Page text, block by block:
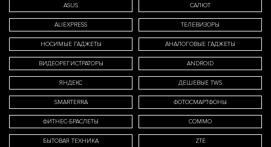
ASUS САЛЮТ
ALIEXPRESS ТЕЛЕВИЗОРЫ
НОСИМЫЕ ГАДЖЕТЫ АНАЛОГОВЫЕ ГАДЖЕТЫ
ВИДЕОРЕГИСТРАТОРЫ ANDROID
ЯНДЕКС ДЕШЕВЫЕ TWS
SMARTERRA ФОТОСМАРТФОНЫ
ФИТНЕС-БРАСЛЕТЫ COMMO
БЫТОВАЯ ТЕХНИКА ZTE